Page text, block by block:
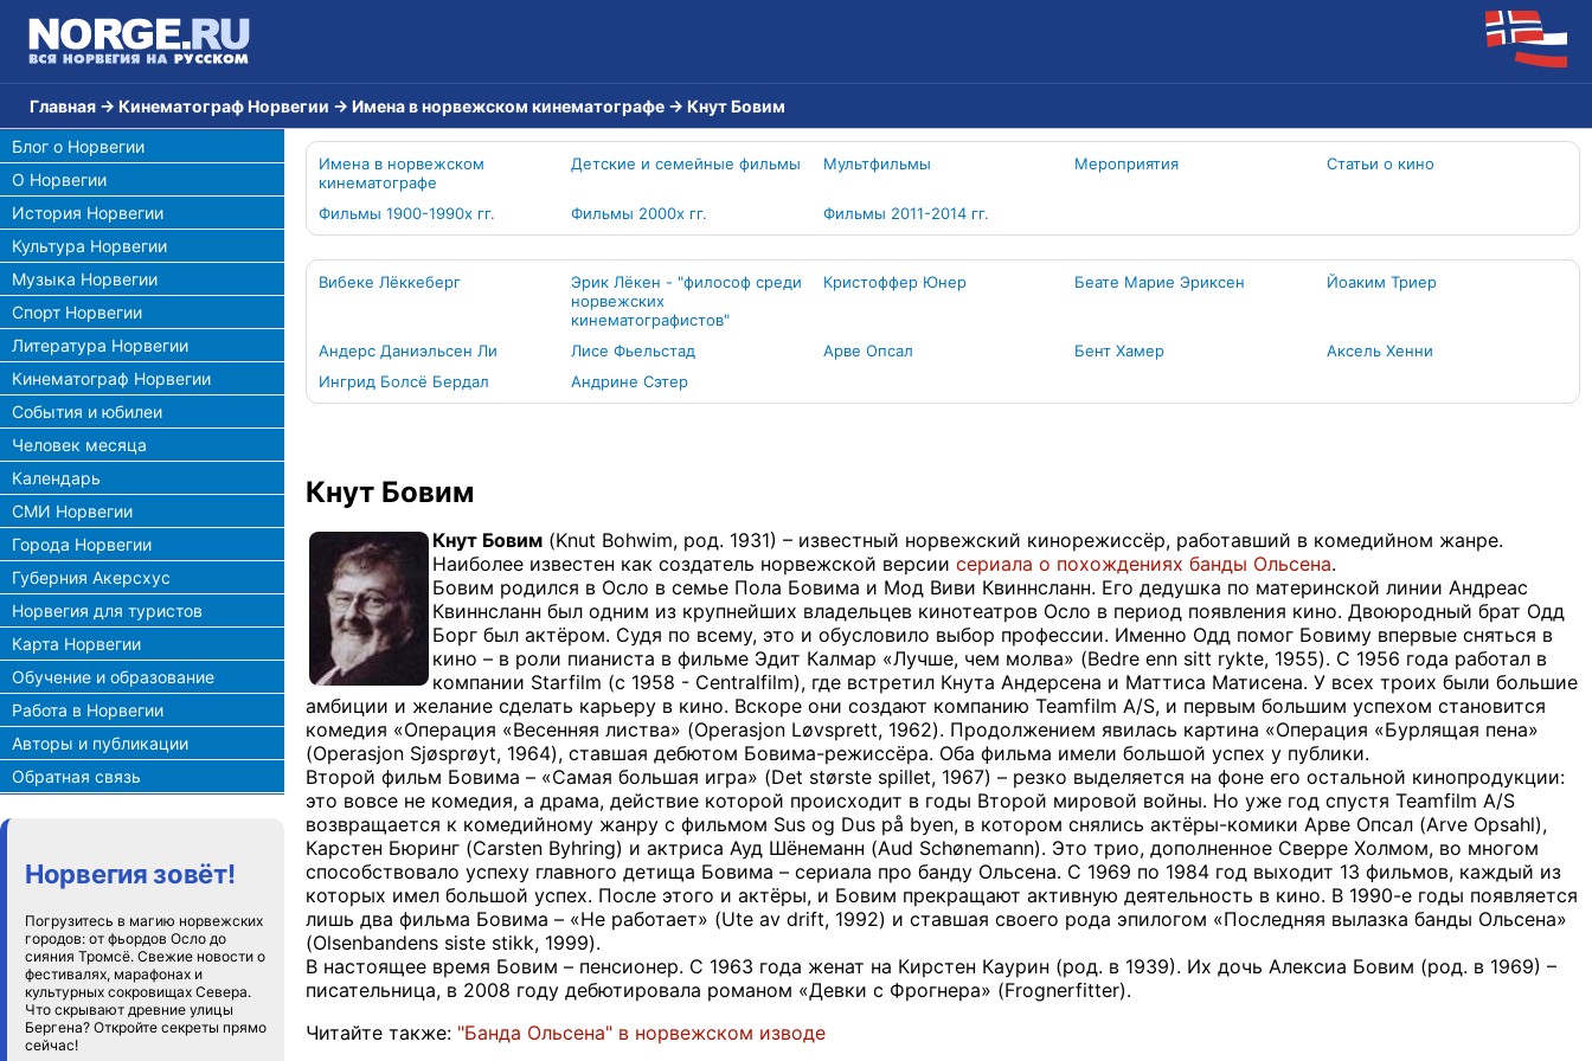
Главная → Кинематограф Норвегии → Имена в норвежском кинематографе → Кнут Бовим
Блог о Норвегии
О Норвегии
История Норвегии
Культура Норвегии
Музыка Норвегии
Спорт Норвегии
Литература Норвегии
Кинематограф Норвегии
События и юбилеи
Человек месяца
Календарь
СМИ Норвегии
Города Норвегии
Губерния Акерсхус
Норвегия для туристов
Карта Норвегии
Обучение и образование
Работа в Норвегии
Авторы и публикации
Обратная связь
Норвегия зовёт!
Погрузитесь в магию норвежских
городов: от фьордов Осло до
сияния Тромсё. Свежие новости о
фестивалях, марафонах и
культурных сокровищах Севера.
Что скрывают древние улицы
Бергена? Откройте секреты прямо
сейчас!
Имена в норвежском
кинематографе
Детские и семейные фильмы Мультфильмы Мероприятия Статьи о кино
Фильмы 1900-1990х гг. Фильмы 2000х гг. Фильмы 2011-2014 гг.
Вибеке Лёккеберг
Эрик Лёкен - "философ среди
норвежских
кинематографистов"
Кристоффер Юнер Беате Марие Эриксен Йоаким Триер
Андерс Даниэльсен Ли Лисе Фьельстад Арве Опсал Бент Хамер
Аксель Хенни
Ингрид Болсё Бердал
Андрине Сэтер
Кнут Бовим
Кнут Бовим (Knut Bohwim, род. 1931) – известный норвежский кинорежиссёр, работавший в комедийном жанре.
Наиболее известен как создатель норвежской версии сериала о похождениях банды Ольсена.
Бовим родился в Осло в семье Пола Бовима и Мод Виви Квиннсланн. Его дедушка по материнской линии Андреас
Квиннсланн был одним из крупнейших владельцев кинотеатров Осло в период появления кино. Двоюродный брат Одд
Борг был актёром. Судя по всему, это и обусловило выбор профессии. Именно Одд помог Бовиму впервые сняться в
кино – в роли пианиста в фильме Эдит Калмар «Лучше, чем молва» (Bedre enn sitt rykte, 1955). С 1956 года работал в
компании Starfilm (с 1958 - Centralfilm), где встретил Кнута Андерсена и Маттиса Матисена. У всех троих были большие
амбиции и желание сделать карьеру в кино. Вскоре они создают компанию Teamfilm A/S, и первым большим успехом становится
комедия «Операция «Весенняя листва» (Operasjon Løvsprett, 1962). Продолжением явилась картина «Операция «Бурлящая пена»
(Operasjon Sjøsprøyt, 1964), ставшая дебютом Бовима-режиссёра. Оба фильма имели большой успех у публики.
Второй фильм Бовима – «Самая большая игра» (Det største spillet, 1967) – резко выделяется на фоне его остальной кинопродукции:
это вовсе не комедия, а драма, действие которой происходит в годы Второй мировой войны. Но уже год спустя Teamfilm A/S
возвращается к комедийному жанру с фильмом Sus og Dus på byen, в котором снялись актёры-комики Арве Опсал (Arve Opsahl),
Карстен Бюринг (Carsten Byhring) и актриса Ауд Шёнеманн (Aud Schønemann). Это трио, дополненное Сверре Холмом, во многом
способствовало успеху главного детища Бовима – сериала про банду Ольсена. С 1969 по 1984 год выходит 13 фильмов, каждый из
которых имел большой успех. После этого и актёры, и Бовим прекращают активную деятельность в кино. В 1990-е годы появляется
лишь два фильма Бовима – «Не работает» (Ute av drift, 1992) и ставшая своего рода эпилогом «Последняя вылазка банды Ольсена»
(Olsenbandens siste stikk, 1999).
В настоящее время Бовим – пенсионер. С 1963 года женат на Кирстен Каурин (род. в 1939). Их дочь Алексиа Бовим (род. в 1969) –
писательница, в 2008 году дебютировала романом «Девки с Фрогнера» (Frognerfitter).
Читайте также: "Банда Ольсена" в норвежском изводе